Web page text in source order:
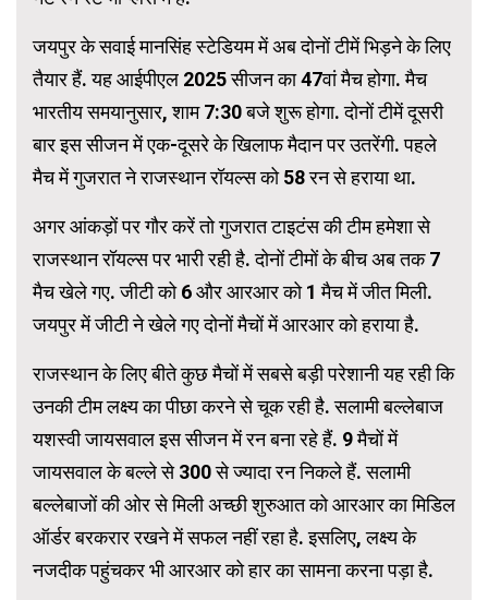
जयपुर के सवाई मानसिंह स्टेडियम में अब दोनों टीमें भिड़ने के लिए
तैयार हैं. यह आईपीएल 2025 सीजन का 47वां मैच होगा. मैच
भारतीय समयानुसार, शाम 7:30 बजे शुरू होगा. दोनों टीमें दूसरी
बार इस सीजन में एक-दूसरे के खिलाफ मैदान पर उतरेंगी. पहले
मैच में गुजरात ने राजस्थान रॉयल्स को 58 रन से हराया था.
अगर आंकड़ों पर गौर करें तो गुजरात टाइटंस की टीम हमेशा से
राजस्थान रॉयल्स पर भारी रही है. दोनों टीमों के बीच अब तक 7
मैच खेले गए. जीटी को 6 और आरआर को 1 मैच में जीत मिली.
जयपुर में जीटी ने खेले गए दोनों मैचों में आरआर को हराया है.
राजस्थान के लिए बीते कुछ मैचों में सबसे बड़ी परेशानी यह रही कि
उनकी टीम लक्ष्य का पीछा करने से चूक रही है. सलामी बल्लेबाज
यशस्वी जायसवाल इस सीजन में रन बना रहे हैं. 9 मैचों में
जायसवाल के बल्ले से 300 से ज्यादा रन निकले हैं. सलामी
बल्लेबाजों की ओर से मिली अच्छी शुरुआत को आरआर का मिडिल
ऑर्डर बरकरार रखने में सफल नहीं रहा है. इसलिए, लक्ष्य के
नजदीक पहुंचकर भी आरआर को हार का सामना करना पड़ा है.